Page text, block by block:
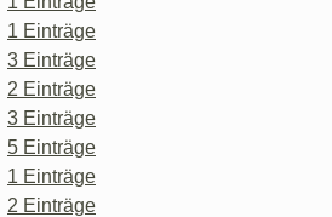
1 Einträge
3 Einträge
2 Einträge
3 Einträge
5 Einträge
1 Einträge
2 Einträge